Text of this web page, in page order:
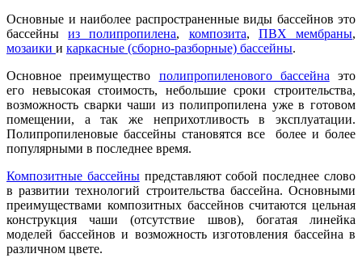
Основные и наиболее распространенные виды бассейнов это
бассейныиз полипропилена, композита, ПВХ мембраны,
мозаики и каркасные (сборно-разборные) бассейны.
Основное преимущество полипропиленового бассейна это
его невысокая стоимость, небольшие сроки строительства,
возможность сварки чаши из полипропилена уже в готовом
помещении, а так же неприхотливость в эксплуатации.
Полипропиленовые бассейны становятся все более и более
популярными в последнее время.
Композитные бассейныпредставляют собой последнее слово
в развитии технологий строительства бассейна. Основными
преимуществами композитных бассейнов считаются цельная
конструкция чаши (отсутствие швов), богатая линейка
моделей бассейнов и возможность изготовления бассейна в
различном цвете.